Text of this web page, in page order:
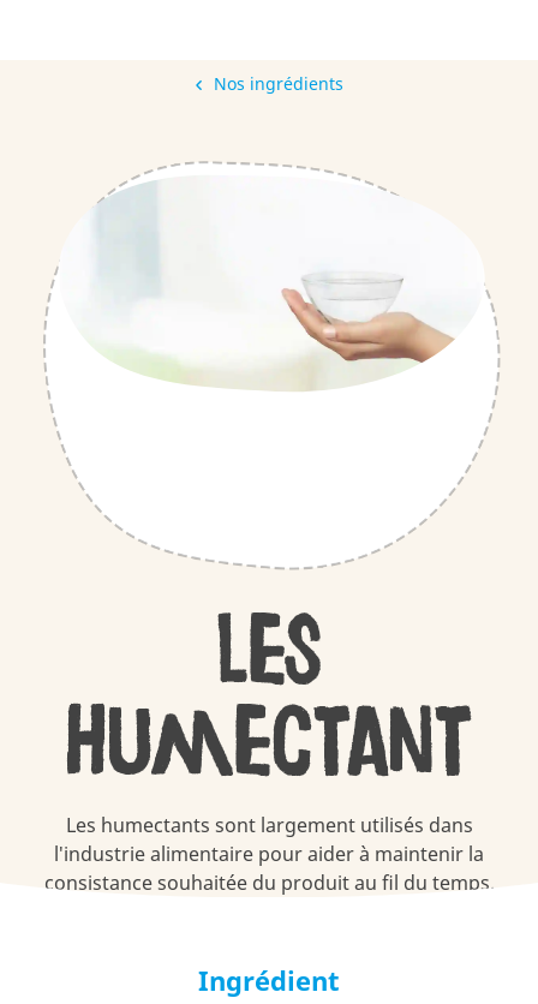
Nos ingrédients
Les
Humectant
Les humectants sont largement utilisés dans
l'industrie alimentaire pour aider à maintenir la
consistance souhaitée du produit au fil du temps.
Ingrédient